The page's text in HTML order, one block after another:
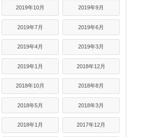
2019年10月 2019年9月
2019年7月 2019年6月
2019年4月 2019年3月
2019年1月 2018年12月
2018年10月 2018年8月
2018年5月 2018年3月
2018年1月 2017年12月